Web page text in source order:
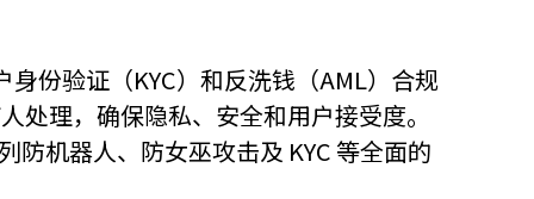
份验证（KYC）和反洗钱（AML）合规
理，确保隐私、安全和用户接受度。
防机器人、防女巫攻击及 KYC 等全面的